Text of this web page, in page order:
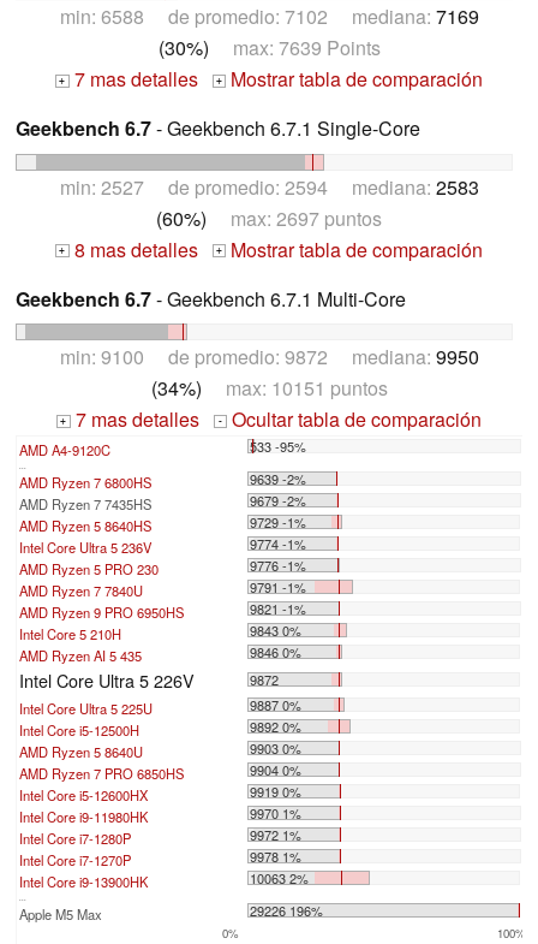
min: 6588 de promedio: 7102 mediana: 7169
(30%) max: 7639 Points
+ 7 mas detalles +
Mostrar tabla de comparación
Geekbench 6.7- Geekbench 6.7.1 Single-Core
min: 2527 de promedio: 2594 mediana: 2583
(60%) max: 2697 puntos
+ 8 mas detalles +
Mostrar tabla de comparación
Geekbench 6.7- Geekbench 6.7.1 Multi-Core
min: 9100 de promedio: 9872 mediana: 9950
(34%) max: 10151 puntos
+ 7 mas detalles - Ocultar tabla de comparación
AMD A4-9120C 533 -95%
...
AMD Ryzen 7 6800HS
9639 -2%
AMD Ryzen 7 7435HS
9679 -2%
AMD Ryzen 5 8640HS
9729 -1%
Intel Core Ultra 5 236V
9774 -1%
AMD Ryzen 5 PRO 230
9776 -1%
AMD Ryzen 7 7840U
9791 -1%
AMD Ryzen 9 PRO 6950HS
9821 -1%
Intel Core 5 210H
9843 0%
AMD Ryzen AI 5 435
9846 0%
Intel Core Ultra 5 226V
9872
Intel Core Ultra 5 225U
9887 0%
Intel Core i5-12500H
9892 0%
AMD Ryzen 5 8640U
9903 0%
AMD Ryzen 7 PRO 6850HS
9904 0%
Intel Core i5-12600HX
9919 0%
Intel Core i9-11980HK
9970 1%
Intel Core i7-1280P
9972 1%
Intel Core i7-1270P
9978 1%
Intel Core i9-13900HK
10063 2%
...
Apple M5 Max 29226 196%
0% 100%